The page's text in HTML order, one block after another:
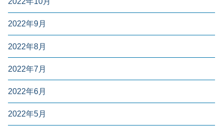
2022年9月
2022年8月
2022年7月
2022年6月
2022年5月